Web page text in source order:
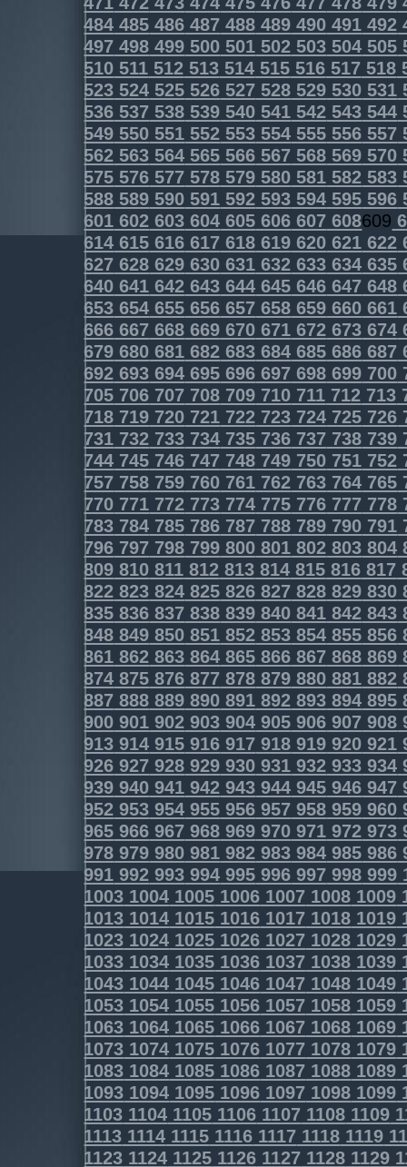
484 485 486 487 488 489 490 491 492
497 498 499 500 501 502 503 504 505
510 511 512 513 514 515 516 517 518
523 524 525 526 527 528 529 530 531
536 537 538 539 540 541 542 543 544
549 550 551 552 553 554 555 556 557
562 563 564 565 566 567 568 569 570
575 576 577 578 579 580 581 582 583
588 589 590 591 592 593 594 595 596
601 602 603 604 605 606 607 608609
614 615 616 617 618 619 620 621 622
627 628 629 630 631 632 633 634 635
640 641 642 643 644 645 646 647 648
653 654 655 656 657 658 659 660 661
666 667 668 669 670 671 672 673 674
679 680 681 682 683 684 685 686 687
692 693 694 695 696 697 698 699 700
705 706 707 708 709 710 711 712 713
718 719 720 721 722 723 724 725 726
731 732 733 734 735 736 737 738 739
744 745 746 747 748 749 750 751 752
757 758 759 760 761 762 763 764 765
770 771 772 773 774 775 776 777 778
783 784 785 786 787 788 789 790 791
796 797 798 799 800 801 802 803 804
809 810 811 812 813 814 815 816 817
822 823 824 825 826 827 828 829 830
835 836 837 838 839 840 841 842 843
848 849 850 851 852 853 854 855 856
861 862 863 864 865 866 867 868 869
874 875 876 877 878 879 880 881 882
887 888 889 890 891 892 893 894 895
900 901 902 903 904 905 906 907 908
913 914 915 916 917 918 919 920 921
926 927 928 929 930 931 932 933 934
939 940 941 942 943 944 945 946 947
952 953 954 955 956 957 958 959 960
965 966 967 968 969 970 971 972 973
978 979 980 981 982 983 984 985 986
991 992 993 994 995 996 997 998 999
1003 1004 1005 1006 1007 1008 1009
1013 1014 1015 1016 1017 1018 1019
1023 1024 1025 1026 1027 1028 1029
1033 1034 1035 1036 1037 1038 1039
1043 1044 1045 1046 1047 1048 1049
1053 1054 1055 1056 1057 1058 1059
1063 1064 1065 1066 1067 1068 1069
1073 1074 1075 1076 1077 1078 1079
1083 1084 1085 1086 1087 1088 1089
1093 1094 1095 1096 1097 1098 1099
1103 1104 1105 1106 1107 1108 1109
1113 1114 1115 1116 1117 1118 1119
1123 1124 1125 1126 1127 1128 1129